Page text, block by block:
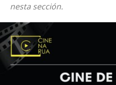
nesta sección.